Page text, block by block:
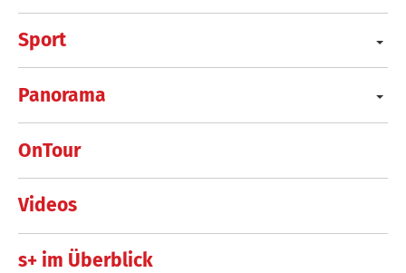
Sport
Panorama
OnTour
Videos
s+ im Überblick